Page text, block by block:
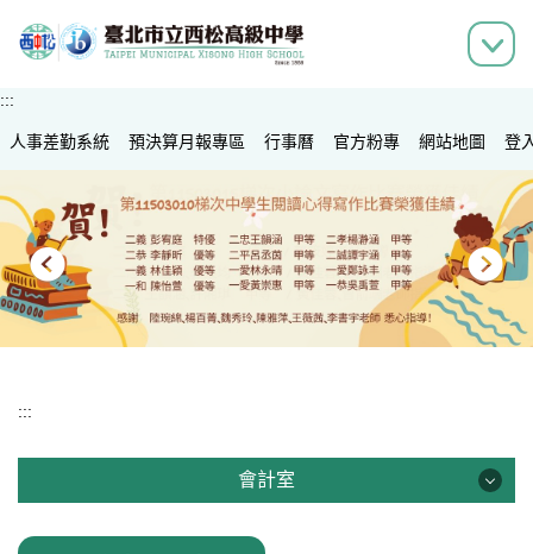
到
容
區
:::
人事差勤系統 預決算月報專區 行事曆 官方粉專 網站地圖 登
:::
會計室
會計室